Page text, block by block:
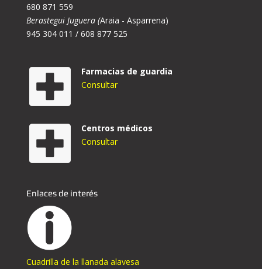
680 871 559
Berastegui Juguera (Araia - Asparrena)
945 304 011 / 608 877 525
Farmacias de guardia
Consultar
Centros médicos
Consultar
Enlaces de interés
Cuadrilla de la llanada alavesa